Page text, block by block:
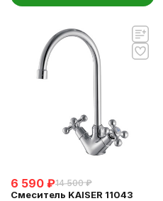
6 590 ₽14 500 ₽
Смеситель KAISER 11043